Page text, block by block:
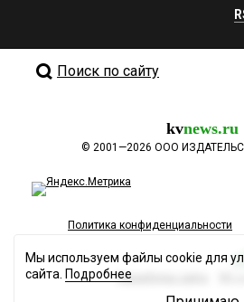
Поиск по сайту
kvnews.ru
© 2001—2026 ООО
Политика конфиденциальности
Разработка сайта
Мы используем файлы cookie для
сайта. Подробнее